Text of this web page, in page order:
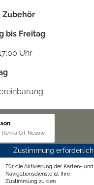
Zubehör
bis Freitag
Uhr
Rehna OT Nesow
Zustimmung erforderlich
Für die Aktivierung der Karten- und
Navigationsdienste ist Ihre
Zustimmung zu den